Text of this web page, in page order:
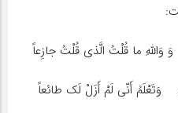
ما قُلْتُ الَّذی قُلْتُ جازِعاً
أَنّی لَمْ أَزَلْ لَک طائعاً